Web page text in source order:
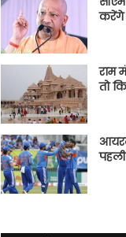
करेंगे
राम
तो
पहली